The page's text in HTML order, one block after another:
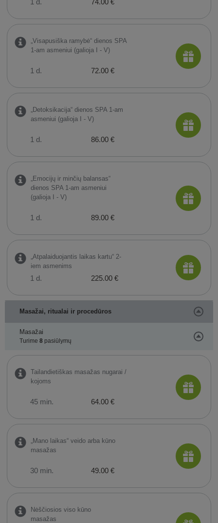
1 d. 74.00 €
„Visapusiška ramybė“ dienos SPA
1-am asmeniui (galioja I - V)
1 d. 72.00 €
„Detoksikacija“ dienos SPA 1-am
asmeniui (galioja I - V)
1 d. 86.00 €
„Emocijų ir minčių balansas“
dienos SPA 1-am asmeniui
(galioja I - V)
1 d. 89.00 €
„Atpalaiduojantis laikas kartu“ 2-
iem asmenims
1 d. 225.00 €
Masažai, ritualai ir procedūros
Masažai
Turime 8pasiūlymų
Tailandietiškas masažas nugarai /
kojoms
45 min. 64.00 €
„Mano laikas“ veido arba kūno
masažas
30 min. 49.00 €
Nėščiosios viso kūno
masažas